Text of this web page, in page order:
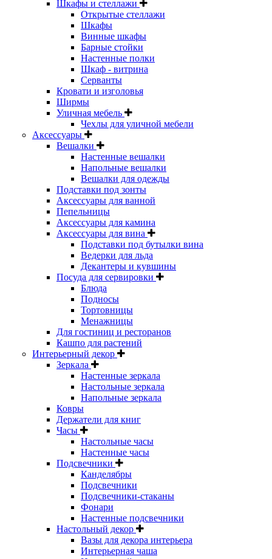
Шкафы и стеллажи
Открытые стеллажи
Шкафы
Винные шкафы
Барные стойки
Настенные полки
Шкаф - витрина
Серванты
Кровати и изголовья
Ширмы
Уличная мебель
Чехлы для уличной мебели
Аксессуары
Вешалки
Настенные вешалки
Напольные вешалки
Вешалки для одежды
Подставки под зонты
Аксессуары для ванной
Пепельницы
Аксессуары для камина
Аксессуары для вина
Подставки под бутылки вина
Ведерки для льда
Декантеры и кувшины
Посуда для сервировки
Блюда
Подносы
Тортовницы
Менажницы
Для гостиниц и ресторанов
Кашпо для растений
Интерьерный декор
Зеркала
Настенные зеркала
Настольные зеркала
Напольные зеркала
Ковры
Держатели для книг
Часы
Настольные часы
Настенные часы
Подсвечники
Канделябры
Подсвечники
Подсвечники-стаканы
Фонари
Настенные подсвечники
Настольный декор
Вазы для декора интерьера
Интерьерная чаша